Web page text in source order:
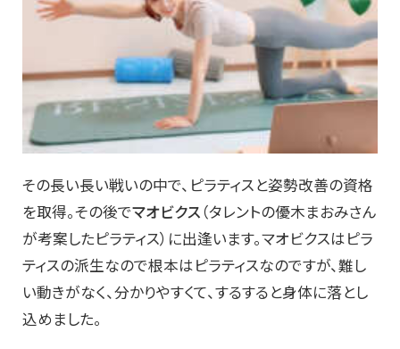
その長い長い戦いの中で、ピラティスと姿勢改善の資格
を取得。その後でマオビクス（タレントの優木まおみさん
が考案したピラティス）に出逢います。マオビクスはピラ
ティスの派生なので根本はピラティスなのですが、難し
い動きがなく、分かりやすくて、するすると身体に落とし
込めました。